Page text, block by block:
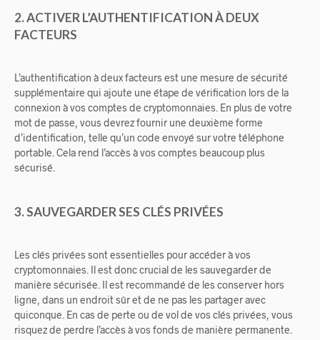
2. ACTIVER L’AUTHENTIFICATION À DEUX
FACTEURS
L’authentification à deux facteurs est une mesure de sécurité
supplémentaire qui ajoute une étape de vérification lors de la
connexion à vos comptes de cryptomonnaies. En plus de votre
mot de passe, vous devrez fournir une deuxième forme
d’identification, telle qu’un code envoyé sur votre téléphone
portable. Cela rend l’accès à vos comptes beaucoup plus
sécurisé.
3. SAUVEGARDER SES CLÉS PRIVÉES
Les clés privées sont essentielles pour accéder à vos
cryptomonnaies. Il est donc crucial de les sauvegarder de
manière sécurisée. Il est recommandé de les conserver hors
ligne, dans un endroit sûr et de ne pas les partager avec
quiconque. En cas de perte ou de vol de vos clés privées, vous
risquez de perdre l’accès à vos fonds de manière permanente.